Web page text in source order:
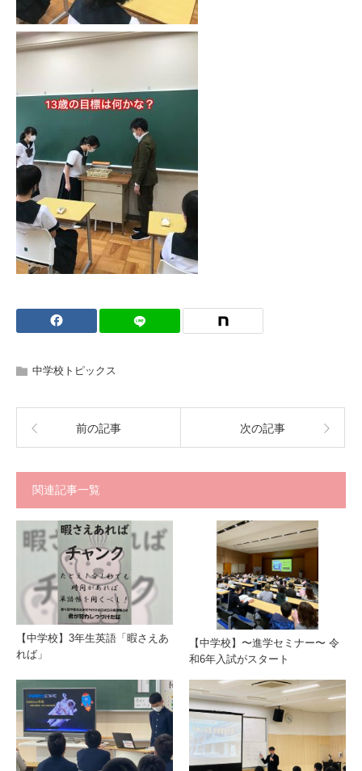
中学校トピックス
前の記事 次の記事
関連記事一覧
【中学校】3年生英語「暇さえあ
れば」
【中学校】〜進学セミナー〜 令
和6年入試がスタート